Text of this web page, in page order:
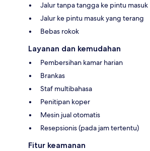
Jalur tanpa tangga ke pintu masuk
Jalur ke pintu masuk yang terang
Bebas rokok
Layanan dan kemudahan
Pembersihan kamar harian
Brankas
Staf multibahasa
Penitipan koper
Mesin jual otomatis
Resepsionis (pada jam tertentu)
Fitur keamanan